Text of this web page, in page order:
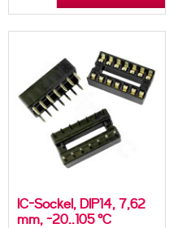
IC-Sockel, DIP14, 7,62
mm, -20..105 °C